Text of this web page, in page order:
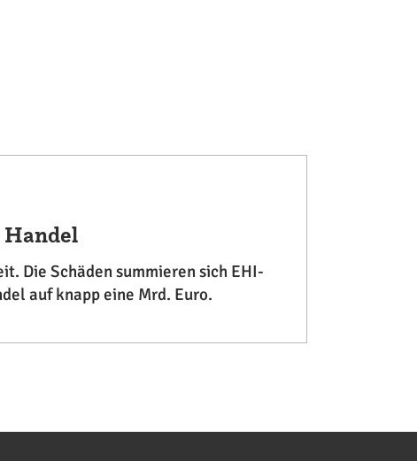
Die Schäden summieren sich EHI-
auf knapp eine Mrd. Euro.